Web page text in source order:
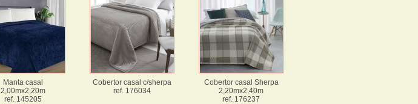
Manta casal
2,00mx2,20m
ref. 145205
Cobertor casal c/sherpa
ref. 176034
Cobertor casal Sherpa
2,20mx2,40m
ref. 176237